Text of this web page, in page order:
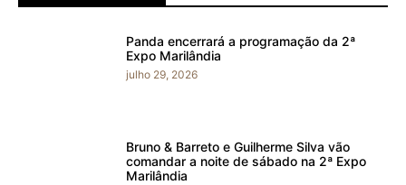
Panda encerrará a programação da 2ª
Expo Marilândia
julho 29, 2026
Bruno & Barreto e Guilherme Silva vão
comandar a noite de sábado na 2ª Expo
Marilândia